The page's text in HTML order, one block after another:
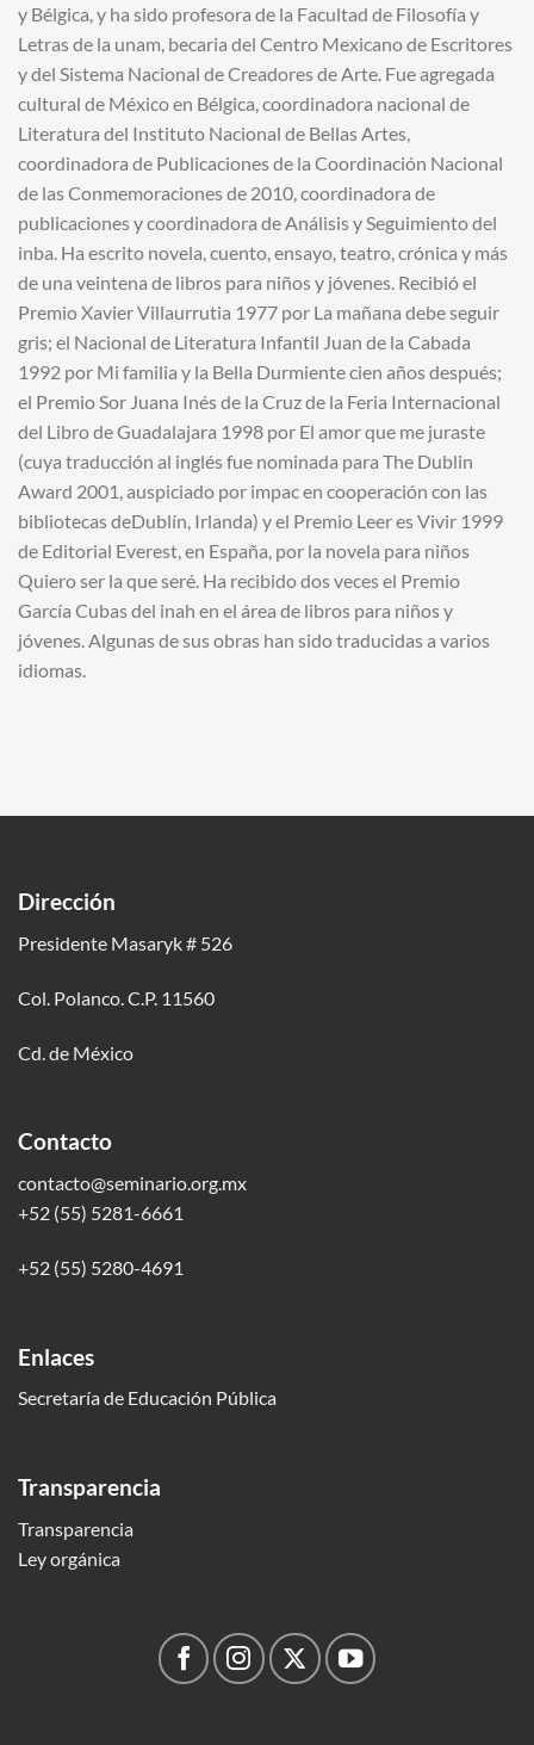
y Bélgica, y ha sido profesora de la Facultad de Filosofía y
Letras de la unam, becaria del Centro Mexicano de Escritores
y del Sistema Nacional de Creadores de Arte. Fue agregada
cultural de México en Bélgica, coordinadora nacional de
Literatura del Instituto Nacional de Bellas Artes,
coordinadora de Publicaciones de la Coordinación Nacional
de las Conmemoraciones de 2010, coordinadora de
publicaciones y coordinadora de Análisis y Seguimiento del
inba. Ha escrito novela, cuento, ensayo, teatro, crónica y más
de una veintena de libros para niños y jóvenes. Recibió el
Premio Xavier Villaurrutia 1977 por La mañana debe seguir
gris; el Nacional de Literatura Infantil Juan de la Cabada
1992 por Mi familia y la Bella Durmiente cien años después;
el Premio Sor Juana Inés de la Cruz de la Feria Internacional
del Libro de Guadalajara 1998 por El amor que me juraste
(cuya traducción al inglés fue nominada para The Dublin
Award 2001, auspiciado por impac en cooperación con las
bibliotecas deDublín, Irlanda) y el Premio Leer es Vivir 1999
de Editorial Everest, en España, por la novela para niños
Quiero ser la que seré. Ha recibido dos veces el Premio
García Cubas del inah en el área de libros para niños y
jóvenes. Algunas de sus obras han sido traducidas a varios
idiomas.
Dirección
Presidente Masaryk # 526
Col. Polanco. C.P. 11560
Cd. de México
Contacto
contacto@seminario.org.mx
+52 (55) 5281-6661
+52 (55) 5280-4691
Enlaces
Secretaría de Educación Pública
Transparencia
Transparencia
Ley orgánica